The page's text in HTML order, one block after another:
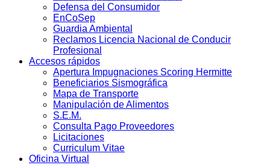
Defensa del Consumidor
EnCoSep
Guardia Ambiental
Reclamos Licencia Nacional de Conducir
Profesional
Accesos rápidos
Apertura Impugnaciones Scoring Hermitte
Beneficiarios Sismográfica
Mapa de Transporte
Manipulación de Alimentos
S.E.M.
Consulta Pago Proveedores
Licitaciones
Curriculum Vitae
Oficina Virtual